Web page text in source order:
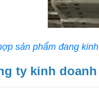
sản phẩm đang
ty kinh